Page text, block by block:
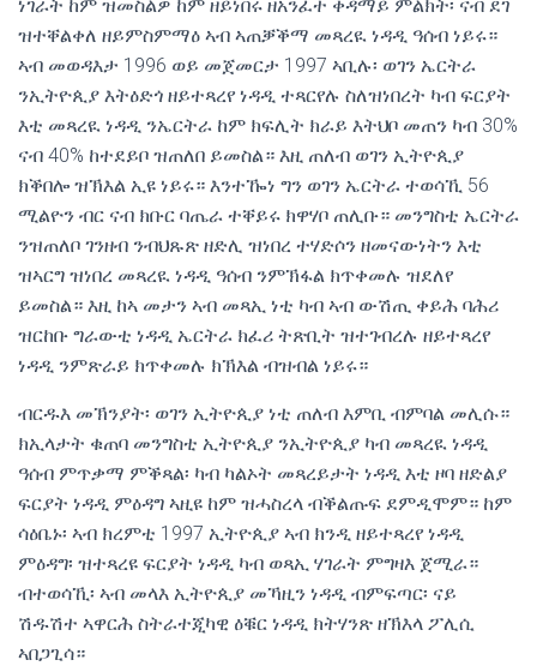
ነገራት ከም ዝመስልዎ ከም ዘይነበሩ ዘአንፈተ ቀዳማይ ምልክት፡ ናብ ደገ
ዝተቐልቀለ ዘይምስምማዕ ኣብ ኣጠቓቕማ መጻረዪ ነዳዲ ዓሰብ ነይሩ።
ኣብ መወዳእታ 1996 ወይ መጀመርታ 1997 ኣቢሉ፡ ወገን ኤርትራ
ንኢትዮጲያ እትዕድጎ ዘይተጻረየ ነዳዲ ተጻርየሉ ስለዝነበረት ካብ ፍርያት
እቲ መጻረዪ ነዳዲ ንኤርትራ ከም ክፍሊት ክራይ እትህቦ መጠን ካብ 30%
ናብ 40% ከተደይቦ ዝጠለበ ይመስል። እዚ ጠለብ ወገን ኢትዮጲያ
ክቕበሎ ዝኽእል ኢዩ ነይሩ። እንተዀነ ግን ወገን ኤርትራ ተወሳኺ 56
ሚልዮን ብር ናብ ክቡር ባጤራ ተቐይሩ ክዋሃቦ ጠሊቡ። መንግስቲ ኤርትራ
ንዝጠለቦ ገንዘብ ንብህጹጽ ዘድሊ ዝነበረ ተሃድሶን ዘመናውነትን እቲ
ዝኣርግ ዝነበረ መጻረዪ ነዳዲ ዓሰብ ንምኽፋል ክጥቀመሉ ዝደለየ
ይመስል። እዚ ከኣ መታን ኣብ መጻኢ ነቲ ካብ ኣብ ውሽጢ ቀይሕ ባሕሪ
ዝርከቡ ግራውቲ ነዳዲ ኤርትራ ክፈሪ ትጽቢት ዝተገብረሉ ዘይተጻረየ
ነዳዲ ንምጽራይ ክጥቀመሉ ክኽእል ብዝብል ነይሩ።
ብርዱእ መኽንያት፡ ወገን ኢትዮጲያ ነቲ ጠለብ እምቢ ብምባል መሊሱ።
ክኢላታት ቁጠባ መንግስቲ ኢትዮጲያ ንኢትዮጲያ ካብ መጻረዪ ነዳዲ
ዓሰብ ምጥቃማ ምቕጻል፡ ካብ ካልኦት መጻረይታት ነዳዲ እቲ ዞባ ዘድልያ
ፍርያት ነዳዲ ምዕዳግ ኣዚዩ ከም ዝሓስረላ ብቕልጡፍ ደምዲሞም። ከም
ሳዕቤኑ፡ ኣብ ክረምቲ 1997 ኢትዮጲያ ኣብ ክንዲ ዘይተጻረየ ነዳዲ
ምዕዳግ፡ ዝተጻረዩ ፍርያት ነዳዲ ካብ ወጻኢ ሃገራት ምግዛእ ጀሚራ።
ብተወሳኺ፡ ኣብ መላእ ኢትዮጲያ መኻዚን ነዳዲ ብምፍጣር፡ ናይ
ሽዱሽተ ኣዋርሕ ስትራተጂካዊ ዕቑር ነዳዲ ክትሃንጽ ዘኽእላ ፖሊሲ
ኣበጋጊሳ።